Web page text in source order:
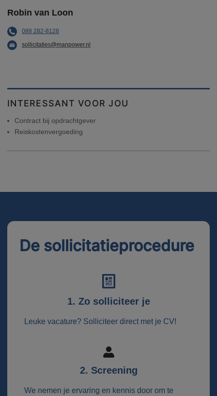
Robin van Loon
088 282-8128
sollicitaties@manpower.nl
INTERESSANT VOOR JOU
Contract bij opdrachtgever
Reiskostenvergoeding
De sollicitatieprocedure
1. Zo solliciteer je
Leuke vacature? Solliciteer direct met je CV!
2. Screening
We nemen je ervaring en kennis door om te